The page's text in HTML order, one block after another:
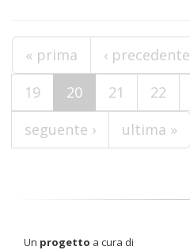
Pagine
« prima ‹ precedente
19
20 21 22
seguente › ultima »
Un progetto a cura di